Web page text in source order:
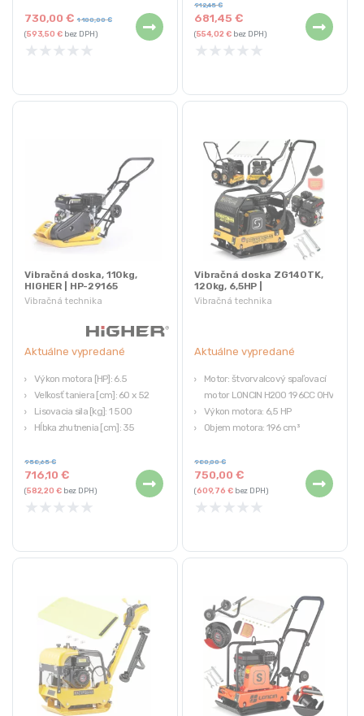
730,00€ 1 100,00€
(593,50 €bez DPH)
★ ★ ★ ★ ★
681,45€
912,45€
(554,02 €bez DPH)
★ ★ ★ ★ ★
Vibračná technika
Vibračná doska, 110kg,
HIGHER | HP-29165
Aktuálne vypredané
Výkon motora [HP]: 6.5
Veľkosť taniera [cm]: 60 x 52
Lisovacia sila [kg]: 1 500
Hĺbka zhutnenia [cm]: 35
716,10€
958,65€
(582,20 €bez DPH)
★ ★ ★ ★ ★
Vibračná technika
Vibračná doska ZG140TK,
120kg, 6,5HP |
Schwartzmann
Aktuálne vypredané
Motor: štvorvalcový spaľovací
motor LONCIN H200 196CC OHV
Výkon motora: 6,5 HP
Objem motora: 196 cm³
Hutniaca sila: 3 200 kg
750,00€
980,00€
(609,76 €bez DPH)
★ ★ ★ ★ ★